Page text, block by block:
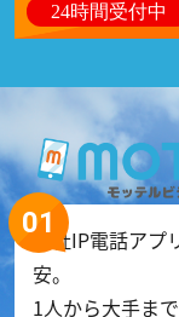
24時間受付中
他社IP電話アプ
安。
1人から大手ま